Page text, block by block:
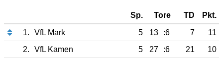
Sp. Tore TD Pkt.
1. VfL Mark 5 13 :6 7
11
2.
VfL Kamen 5 27 :6 21
10